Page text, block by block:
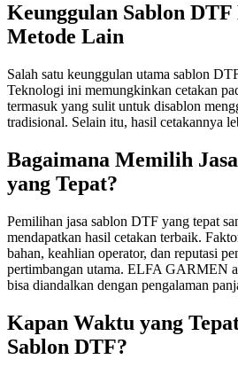
Keunggulan Sablon
Metode Lain
Salah satu keunggulan utama sablon
Teknologi ini memungkinkan cetakan
termasuk yang sulit untuk disablon
tradisional. Selain itu, hasil cetakannya
Bagaimana Memilih
yang Tepat?
Pemilihan jasa sablon DTF yang tepat
mendapatkan hasil cetakan terbaik.
bahan, keahlian operator, dan reputasi
pertimbangan utama. ELFA GARMEN
bisa diandalkan dengan pengalaman
Kapan Waktu yang
Sablon DTF?